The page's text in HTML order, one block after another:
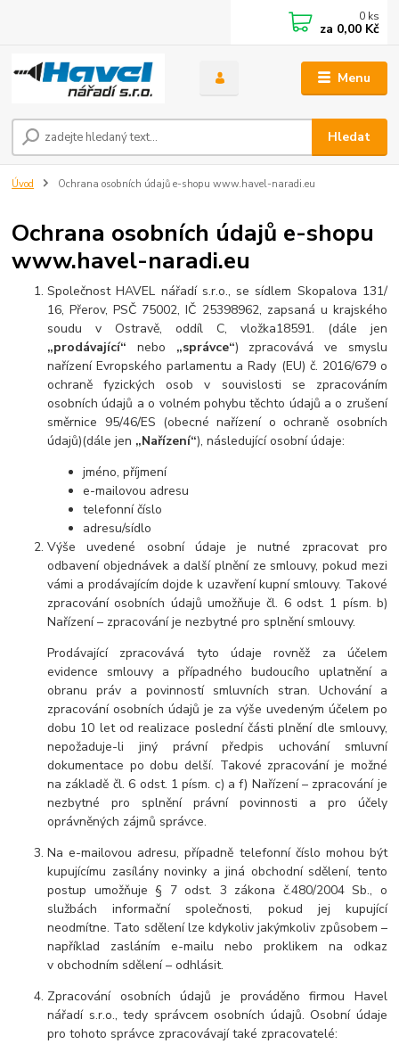
Menu
Hledat
0 ks
za 0,00 Kč
Úvod Ochrana osobních údajů e-shopu www.havel-naradi.eu
Ochrana osobních údajů e-shopu
www.havel-naradi.eu
Společnost HAVEL nářadí s.r.o., se sídlem Skopalova 131/
16, Přerov, PSČ 75002, IČ 25398962, zapsaná u krajského
soudu v Ostravě, oddíl C, vložka18591. (dále jen
„prodávající“ nebo „správce“) zpracovává ve smyslu
nařízení Evropského parlamentu a Rady (EU) č. 2016/679 o
ochraně fyzických osob v souvislosti se zpracováním
osobních údajů a o volném pohybu těchto údajů a o zrušení
směrnice 95/46/ES (obecné nařízení o ochraně osobních
údajů)(dále jen „Nařízení“), následující osobní údaje:
jméno, příjmení
e-mailovou adresu
telefonní číslo
adresu/sídlo
Výše uvedené osobní údaje je nutné zpracovat pro
odbavení objednávek a další plnění ze smlouvy, pokud mezi
vámi a prodávajícím dojde k uzavření kupní smlouvy. Takové
zpracování osobních údajů umožňuje čl. 6 odst. 1 písm. b)
Nařízení – zpracování je nezbytné pro splnění smlouvy.
Prodávající zpracovává tyto údaje rovněž za účelem
evidence smlouvy a případného budoucího uplatnění a
obranu práv a povinností smluvních stran. Uchování a
zpracování osobních údajů je za výše uvedeným účelem po
dobu 10 let od realizace poslední části plnění dle smlouvy,
nepožaduje-li jiný právní předpis uchování smluvní
dokumentace po dobu delší. Takové zpracování je možné
na základě čl. 6 odst. 1 písm. c) a f) Nařízení – zpracování je
nezbytné pro splnění právní povinnosti a pro účely
oprávněných zájmů správce.
Na e-mailovou adresu, případně telefonní číslo mohou být
kupujícímu zasílány novinky a jiná obchodní sdělení, tento
postup umožňuje § 7 odst. 3 zákona č.480/2004 Sb., o
službách informační společnosti, pokud jej kupující
neodmítne. Tato sdělení lze kdykoliv jakýmkoliv způsobem –
například zasláním e-mailu nebo proklikem na odkaz
v obchodním sdělení – odhlásit.
Zpracování osobních údajů je prováděno firmou Havel
nářadí s.r.o., tedy správcem osobních údajů. Osobní údaje
pro tohoto správce zpracovávají také zpracovatelé: